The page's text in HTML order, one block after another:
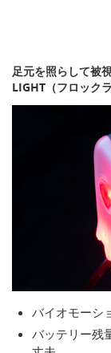
足元を照らして被
LIGHT（フロック
バイオモーシ
バッテリー残